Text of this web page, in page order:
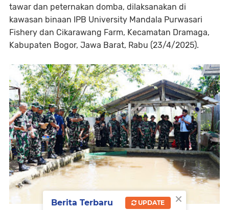
tawar dan peternakan domba, dilaksanakan di
kawasan binaan IPB University Mandala Purwasari
Fishery dan Cikarawang Farm, Kecamatan Dramaga,
Kabupaten Bogor, Jawa Barat, Rabu (23/4/2025).
×
Berita Terbaru UPDATE